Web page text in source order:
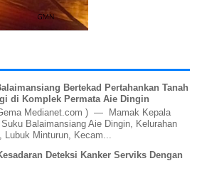
Bertekad Pertahankan Tanah
di Komplek Permata Aie Dingin
Medianet.com ) — Mamak Kepala
Balaimansiang Aie Dingin, Kelurahan
Lubuk Minturun, Kecam...
Deteksi Kanker Serviks Dengan